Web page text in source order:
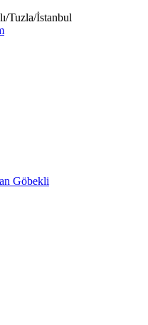
Tuzla/İstanbul
Göbekli